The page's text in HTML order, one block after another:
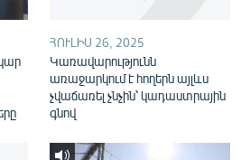
ՀՈՒԼԻՍ 26, 2025
Կառավարությունն
առաջարկում է հողերն այլևս
չվաճառել չնչին՝ կադաստրային
գնով